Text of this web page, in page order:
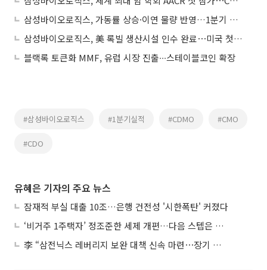
삼성바이오로직스, 가동률 상승·이연 물량 반영…1분기 실적 성장 이어간다
삼성바이오로직스, 美 록빌 생산시설 인수 완료⋯미국 첫 생산거점 확보
블랙록 토큰화 MMF, 유럽 시장 진출∙∙∙스테이블코인 확장
#삼성바이오로직스 #1분기실적 #CDMO #CMO
#CDO
유혜은 기자의 주요 뉴스
잠재적 부실 대출 10조…은행 건전성 '시한폭탄' 커졌다
‘비거주 1주택자’ 정조준한 세제 개편…다음 스텝은 금융 대책
李 “삼전닉스 레버리지 보완 대책 신속 마련⋯장기 채무 과감히 탕감”